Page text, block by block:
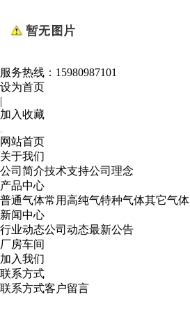
服务热线： 15980987101
设为首页
|
加入收藏
网站首页
关于我们
公司简介技术支持公司理念
产品中心
普通气体常用高纯气特种气体其它气体
新闻中心
行业动态公司动态最新公告
厂房车间
加入我们
联系方式
联系方式客户留言